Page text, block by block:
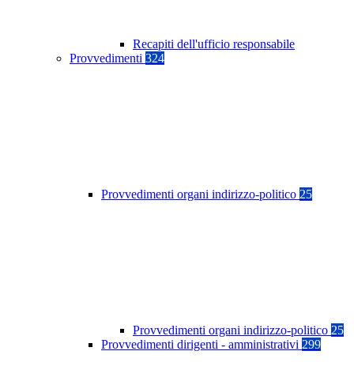
Recapiti dell'ufficio responsabile
Provvedimenti 324
Provvedimenti organi indirizzo-politico 25
Provvedimenti organi indirizzo-politico 25
Provvedimenti dirigenti - amministrativi 299